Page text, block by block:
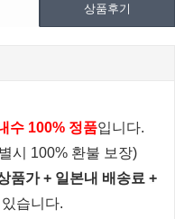
상품후기
수 100% 정품입니다.
시 100% 환불 보장)
품가 + 일본내 배송료 +
습니다.